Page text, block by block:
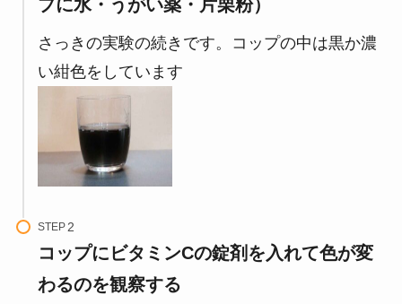
プに水・うがい薬・片栗粉）
さっきの実験の続きです。コップの中は黒か濃
い紺色をしています
STEP
コップにビタミンCの錠剤を入れて色が変
わるのを観察する